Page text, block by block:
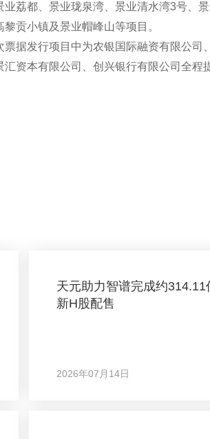
荔都、景业珑泉湾、景业清水湾3号、景
贡小镇及景业帽峰山等项目。
据发行项目中为农银国际融资有限公司
资本有限公司、创兴银行有限公司全程
天元助力智谱完成约314.11
新H股配售
2026年07月14日